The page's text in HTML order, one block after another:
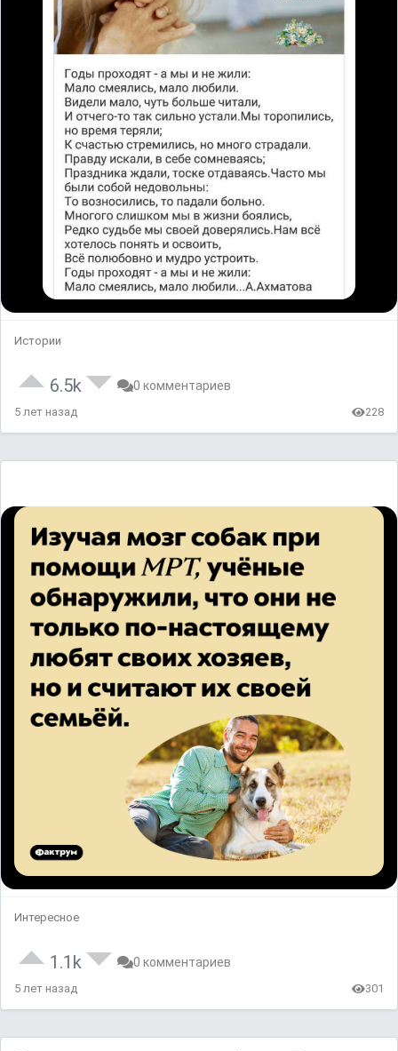
Истории
6.5k 0 комментариев
5 лет назад 228
Интересное
1.1k 0 комментариев
5 лет назад 301